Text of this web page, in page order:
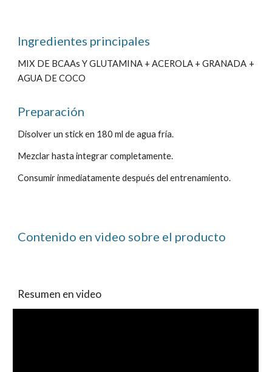
Ingredientes principales
MIX DE BCAAs Y GLUTAMINA + ACEROLA + GRANADA +
AGUA DE COCO
Preparación
Disolver un stick en 180 ml de agua fría.
Mezclar hasta integrar completamente.
Consumir inmediatamente después del entrenamiento.
Contenido en video sobre el producto
Resumen en video